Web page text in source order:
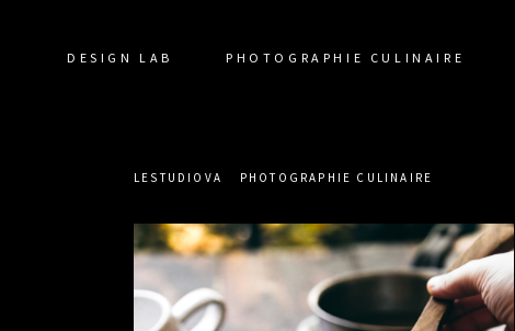
DESIGN LAB PHOTOGRAPHIE CULINAIRE
LESTUDIOVA PHOTOGRAPHIE CULINAIRE